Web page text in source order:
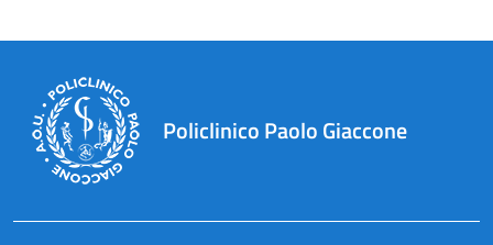
Policlinico Paolo Giaccone